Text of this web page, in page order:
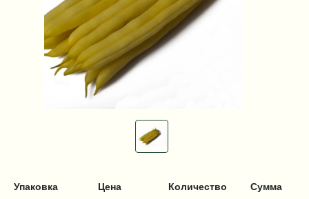
Упаковка Цена Количество Сумма